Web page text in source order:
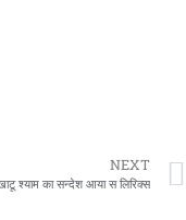
NEXT
श्याम का सन्देश आया स लिरिक्स